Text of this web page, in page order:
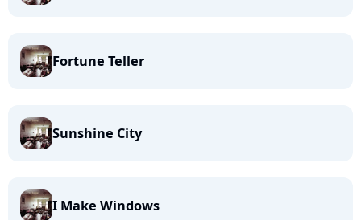
Fortune Teller
Sunshine City
I Make Windows